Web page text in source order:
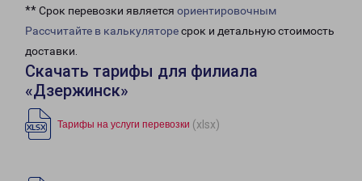
** Срок перевозки является ориентировочным
Рассчитайте в калькуляторесрок и детальную стоимость
доставки.
Скачать тарифы для филиала
«Дзержинск»
Тарифы на услуги перевозки (xlsx)